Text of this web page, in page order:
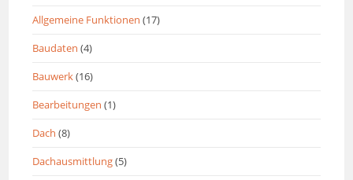
Allgemeine Funktionen (17)
Baudaten (4)
Bauwerk(16)
Bearbeitungen (1)
Dach (8)
Dachausmittlung(5)